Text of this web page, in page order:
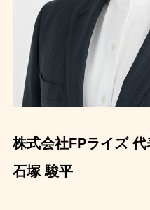
株式会社FPライズ 代
石塚 駿平